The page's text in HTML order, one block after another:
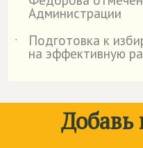
Администрации
˙
Подготовка к
на эффективную
Добавь